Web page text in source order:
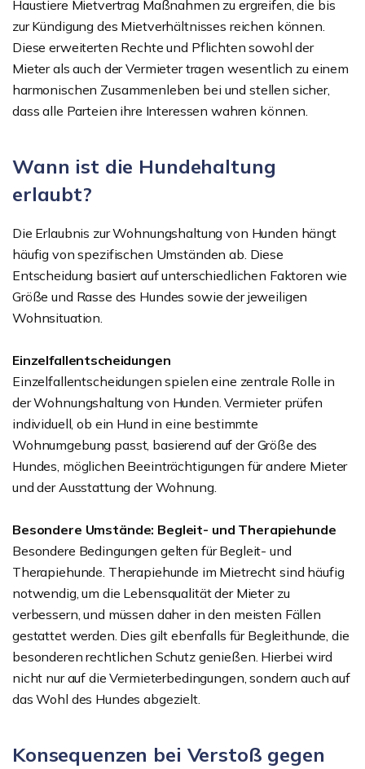
Haustiere Mietvertrag Maßnahmen zu ergreifen, die bis
zur Kündigung des Mietverhältnisses reichen können.
Diese erweiterten Rechte und Pflichten sowohl der
Mieter als auch der Vermieter tragen wesentlich zu einem
harmonischen Zusammenleben bei und stellen sicher,
dass alle Parteien ihre Interessen wahren können.
Wann ist die Hundehaltung
erlaubt?
Die Erlaubnis zur Wohnungshaltung von Hunden hängt
häufig von spezifischen Umständen ab. Diese
Entscheidung basiert auf unterschiedlichen Faktoren wie
Größe und Rasse des Hundes sowie der jeweiligen
Wohnsituation.
Einzelfallentscheidungen
Einzelfallentscheidungen spielen eine zentrale Rolle in
der Wohnungshaltung von Hunden. Vermieter prüfen
individuell, ob ein Hund in eine bestimmte
Wohnumgebung passt, basierend auf der Größe des
Hundes, möglichen Beeinträchtigungen für andere Mieter
und der Ausstattung der Wohnung.
Besondere Umstände: Begleit- und Therapiehunde
Besondere Bedingungen gelten für Begleit- und
Therapiehunde. Therapiehunde im Mietrecht sind häufig
notwendig, um die Lebensqualität der Mieter zu
verbessern, und müssen daher in den meisten Fällen
gestattet werden. Dies gilt ebenfalls für Begleithunde, die
besonderen rechtlichen Schutz genießen. Hierbei wird
nicht nur auf die Vermieterbedingungen, sondern auch auf
das Wohl des Hundes abgezielt.
Konsequenzen bei Verstoß gegen